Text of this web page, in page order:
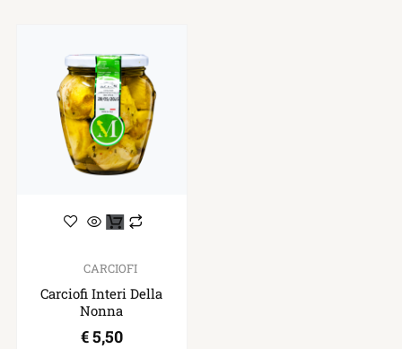
CARCIOFI
Carciofi Interi Della
Nonna
€5,50